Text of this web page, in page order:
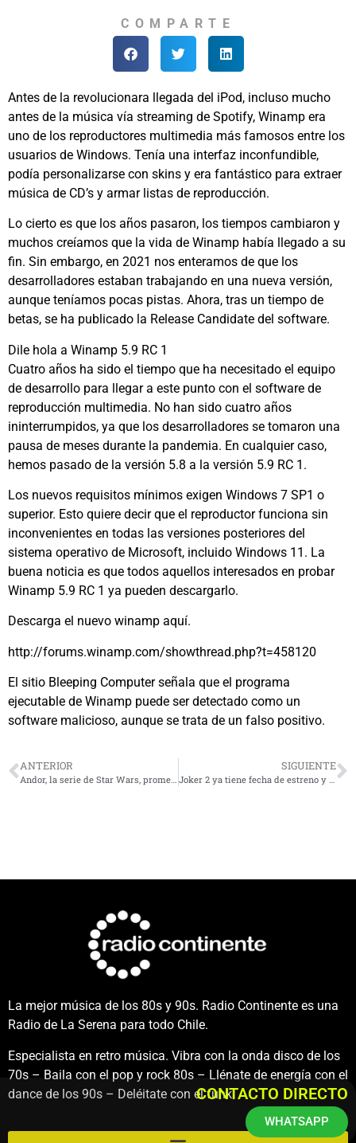
COMPARTE
Antes de la revolucionara llegada del iPod, incluso mucho
antes de la música vía streaming de Spotify, Winamp era
uno de los reproductores multimedia más famosos entre los
usuarios de Windows. Tenía una interfaz inconfundible,
podía personalizarse con skins y era fantástico para extraer
música de CD’s y armar listas de reproducción.
Lo cierto es que los años pasaron, los tiempos cambiaron y
muchos creíamos que la vida de Winamp había llegado a su
fin. Sin embargo, en 2021 nos enteramos de que los
desarrolladores estaban trabajando en una nueva versión,
aunque teníamos pocas pistas. Ahora, tras un tiempo de
betas, se ha publicado la Release Candidate del software.
Dile hola a Winamp 5.9 RC 1
Cuatro años ha sido el tiempo que ha necesitado el equipo
de desarrollo para llegar a este punto con el software de
reproducción multimedia. No han sido cuatro años
ininterrumpidos, ya que los desarrolladores se tomaron una
pausa de meses durante la pandemia. En cualquier caso,
hemos pasado de la versión 5.8 a la versión 5.9 RC 1.
Los nuevos requisitos mínimos exigen Windows 7 SP1 o
superior. Esto quiere decir que el reproductor funciona sin
inconvenientes en todas las versiones posteriores del
sistema operativo de Microsoft, incluido Windows 11. La
buena noticia es que todos aquellos interesados en probar
Winamp 5.9 RC 1 ya pueden descargarlo.
Descarga el nuevo winamp aquí.
http://forums.winamp.com/showthread.php?t=458120
El sitio Bleeping Computer señala que el programa
ejecutable de Winamp puede ser detectado como un
software malicioso, aunque se trata de un falso positivo.
ANTERIOR SIGUIENTE
La mejor música de los 80s y 90s. Radio Continente es una
Radio de La Serena para todo Chile.
Especialista en retro música. Vibra con la onda disco de los
70s – Baila con el pop y rock 80s – Llénate de energía con el
dance de los 90s – Deléitate con el funk.CONTACTO DIRECTO
WHATSAPP